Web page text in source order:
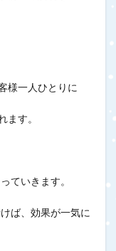
様一人ひとりに
ます。
ていきます。
ば、効果が一気に